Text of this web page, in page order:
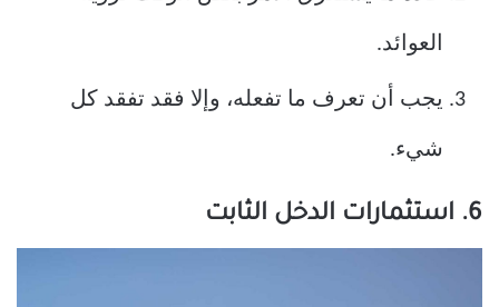
العوائد.
يجب أن تعرف ما تفعله، وإلا فقد تفقد كل
شيء.
6. استثمارات الدخل الثابت